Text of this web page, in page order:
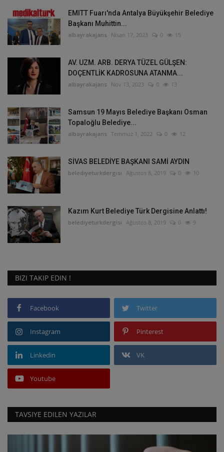
EMITT Fuarı'nda Antalya Büyükşehir Belediye
Başkanı Muhittin...
albayrakajans Nisan 17, 2023 0 15
AV. UZM. ARB. DERYA TÜZEL GÜLŞEN:
DOÇENTLİK KADROSUNA ATANMA...
albayrakajans Nov 13, 2023 0 13
Samsun 19 Mayıs Belediye Başkanı Osman
Topaloğlu Belediye...
albayrakajans Temmuz 1, 2022 0 12
SİVAS BELEDİYE BAŞKANI SAMİ AYDIN
belediyeturkdergisi Ağustos 8, 2019 0 10
Kazım Kurt Belediye Türk Dergisine Anlattı!
belediyeturkdergisi Ağustos 8, 2019 0 9
BIZI TAKIP EDIN !
Facebook Twitter
Instagram Pinterest
Linkedin VK
Youtube
TAVSIYE EDILEN YAZILAR